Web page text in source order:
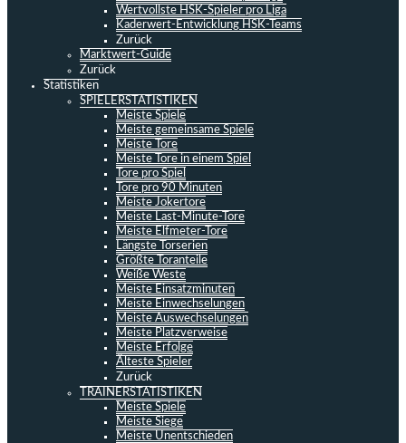
Wertvollste HSK-Spieler pro Liga
Kaderwert-Entwicklung HSK-Teams
Zurück
Marktwert-Guide
Zurück
Statistiken
SPIELERSTATISTIKEN
Meiste Spiele
Meiste gemeinsame Spiele
Meiste Tore
Meiste Tore in einem Spiel
Tore pro Spiel
Tore pro 90 Minuten
Meiste Jokertore
Meiste Last-Minute-Tore
Meiste Elfmeter-Tore
Längste Torserien
Größte Toranteile
Weiße Weste
Meiste Einsatzminuten
Meiste Einwechselungen
Meiste Auswechselungen
Meiste Platzverweise
Meiste Erfolge
Älteste Spieler
Zurück
TRAINERSTATISTIKEN
Meiste Spiele
Meiste Siege
Meiste Unentschieden